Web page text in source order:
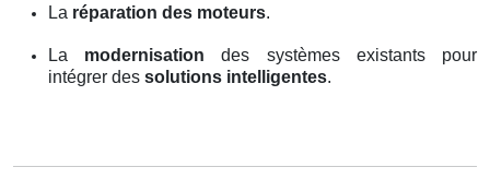
La réparation des moteurs.
La modernisation des systèmes existants pour
intégrer des solutions intelligentes.